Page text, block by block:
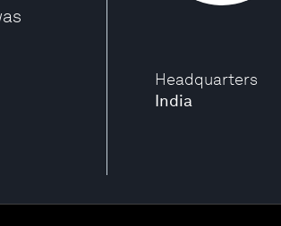
Headquarters
India